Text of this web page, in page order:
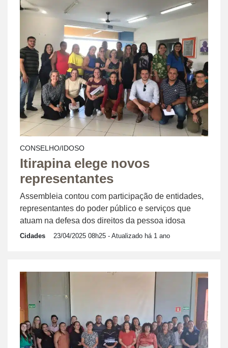
CONSELHO/IDOSO
Itirapina elege novos
representantes
Assembleia contou com participação de entidades,
representantes do poder público e serviços que
atuam na defesa dos direitos da pessoa idosa
Cidades 23/04/2025 08h25 - Atualizado há 1 ano